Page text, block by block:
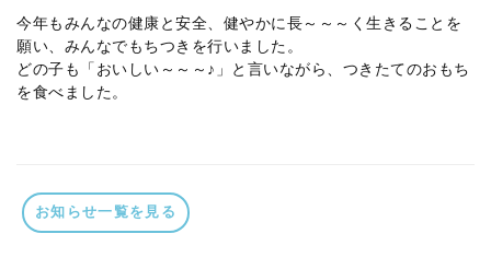
今年もみんなの健康と安全、健やかに長～～～く生きることを
願い、みんなでもちつきを行いました。
どの子も「おいしい～～～♪」と言いながら、つきたてのおもち
を食べました。
お知らせ一覧を見る